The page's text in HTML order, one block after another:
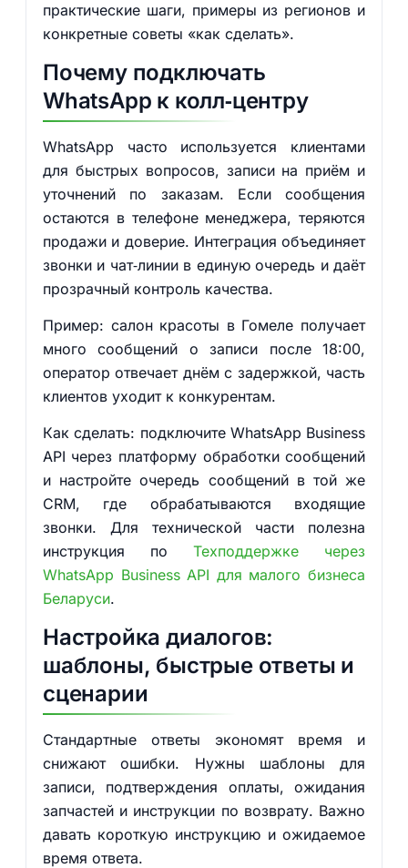
практические шаги, примеры из регионов и
конкретные советы «как сделать».
Почему подключать
WhatsApp к колл‑центру
WhatsApp часто используется клиентами
для быстрых вопросов, записи на приём и
уточнений по заказам. Если сообщения
остаются в телефоне менеджера, теряются
продажи и доверие. Интеграция объединяет
звонки и чат‑линии в единую очередь и даёт
прозрачный контроль качества.
Пример: салон красоты в Гомеле получает
много сообщений о записи после 18:00,
оператор отвечает днём с задержкой, часть
клиентов уходит к конкурентам.
Как сделать: подключите WhatsApp Business
API через платформу обработки сообщений
и настройте очередь сообщений в той же
CRM, где обрабатываются входящие
звонки. Для технической части полезна
инструкция поТехподдержке через
WhatsApp Business API для малого бизнеса
Беларуси.
Настройка диалогов:
шаблоны, быстрые ответы и
сценарии
Стандартные ответы экономят время и
снижают ошибки. Нужны шаблоны для
записи, подтверждения оплаты, ожидания
запчастей и инструкции по возврату. Важно
давать короткую инструкцию и ожидаемое
время ответа.